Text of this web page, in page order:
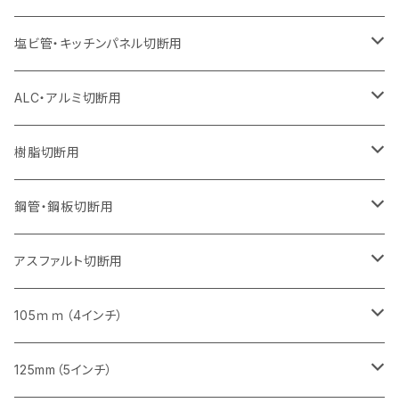
セグメント（特殊凸凹加工チップ）
セグメント
セグメント（特殊凸凹加工チップ）
セグメント
セグメント（特殊凸凹加工チップ）
355mm（14インチ）
セグメント
セグメント（特殊凸凹加工チップ）
セグメントタイプ（一般道路カッター用
305mm（12インチ）
セグメントタイプ
セグメントタイプ（一般道路カッター用
355mm（14インチ）
セグメントタイプ
セグメントタイプ（一般道路カッター用
405mm（16インチ）
セグメントタイプ
セグメントタイプ（一般道路カッター用
455mm（18インチ）
セグメント（一般道路カッター用
セグメントタイプ
305mm（12インチ）
セグメントタイプ
埋設鋳鉄管工事対応タイプ
355mm（14インチ）
セグメントタイプ
埋設鋳鉄管工事対応タイプ
405mm（16インチ）
セグメントタイプ
埋設鋳鉄管工事対応タイプ
ウェーブタイプ
セグメントタイプ
ウェーブタイプ
230mm（9インチ）
セグメントタイプ
ウェーブタイプ
255mm（10インチ）
セグメントタイプ
セグメントタイプ（一般道路カッター用
305mm（12インチ）
セグメント
セグメント（特殊凸凹加工チップ）
355mm（14インチ）
セグメント
セグメント（特殊凸凹加工チップ）
405mm（16インチ）
セグメント
セグメント（一般道路カッター用
473mm（18インチ）
セグメント（一般道路カッター用
セグメントタイプ
180mm（7インチ）
セグメントタイプ
205mm（8インチ）
セグメントタイプ
230mm（9インチ）
セグメントタイプ
255mm（10インチ）
セグメントタイプ
305mm（12インチ）
セグメント
セグメント（特殊凸凹加工チップ）
355mm（14インチ）
セグメント
405mm（16インチ）
セグメントタイプ
405mm（16インチ）
セグメントタイプ
125ｍｍ（5インチ）
塩ビ管・キッチンパネル切断用
125ｍｍ（5インチ）
ALC・アルミ切断用
305mm（12インチ）
砥石（補強綱入り）
355mm（14インチ）
砥石（補強綱入り）
樹脂切断用
305mm（12インチ）
砥石（補強綱入り）
355mm（14インチ）
砥石（補強綱入り）
鋼管・鋼板切断用
305mm（12インチ）
砥石（補強綱入り）
355mm（14インチ）
砥石（補強綱入り）
アスファルト切断用
255ｍｍ（10インチ）
一般道路カッター用
305ｍｍ（12インチ）
105ｍｍ（4インチ）
タイル切断用
125mm（5インチ）